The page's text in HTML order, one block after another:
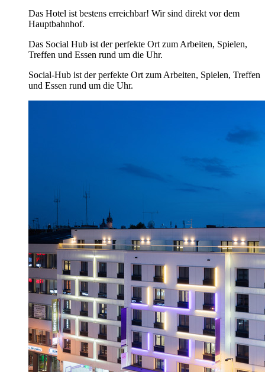
Das Hotel ist bestens erreichbar! Wir sind direkt vor dem
Hauptbahnhof.
Das Social Hub ist der perfekte Ort zum Arbeiten, Spielen,
Treffen und Essen rund um die Uhr.
Social-Hub ist der perfekte Ort zum Arbeiten, Spielen, Treffen
und Essen rund um die Uhr.